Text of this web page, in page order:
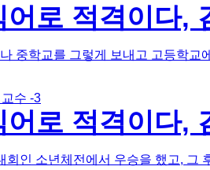
로 적격이다,
학교를 그렇게 보내고 고등학
로 적격이다,
인 소년체전에서 우승을 했고, 그